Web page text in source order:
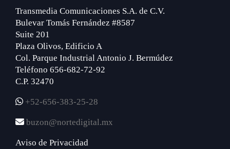
Transmedia Comunicaciones S.A. de C.V.
Bulevar Tomás Fernández #8587
Suite 201
Plaza Olivos, Edificio A
Col. Parque Industrial Antonio J. Bermúdez
Teléfono 656-682-72-92
C.P. 32470
+52-656-383-25-28
buzon@nortedigital.mx
Aviso de Privacidad